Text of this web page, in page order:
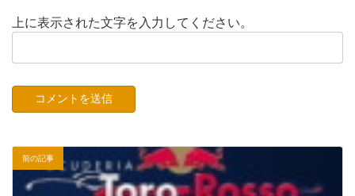
上に表示された文字を入力してください。
前の記事